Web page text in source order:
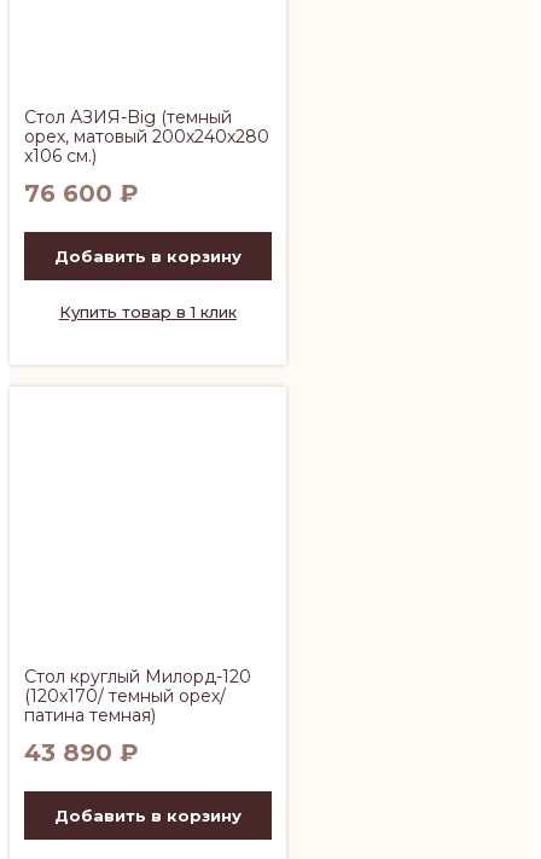
Стол АЗИЯ-Big (темный
орех, матовый 200х240х280
х106 см.)
76 600 ₽
Добавить в корзину
Купить товар в 1 клик
Стол круглый Милорд-120
(120х170/ темный орех/
патина темная)
43 890 ₽
Добавить в корзину